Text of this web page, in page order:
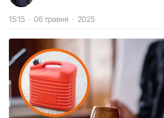
15:15 · 06 травня · 2025